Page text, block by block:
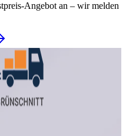
Angebot an – wir melden